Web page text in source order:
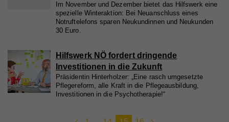
Im November und Dezember bietet das Hilfswerk eine
spezielle Winteraktion: Bei Neuanschluss eines
Notruftelefons sparen Neukundinnen und Neukunden
30 Euro.
Hilfswerk NÖ fordert dringende
Investitionen in die Zukunft
Präsidentin Hinterholzer: „Eine rasch umgesetzte
Pflegereform, alle Kraft in die Pflegeausbildung,
Investitionen in die Psychotherapie!“